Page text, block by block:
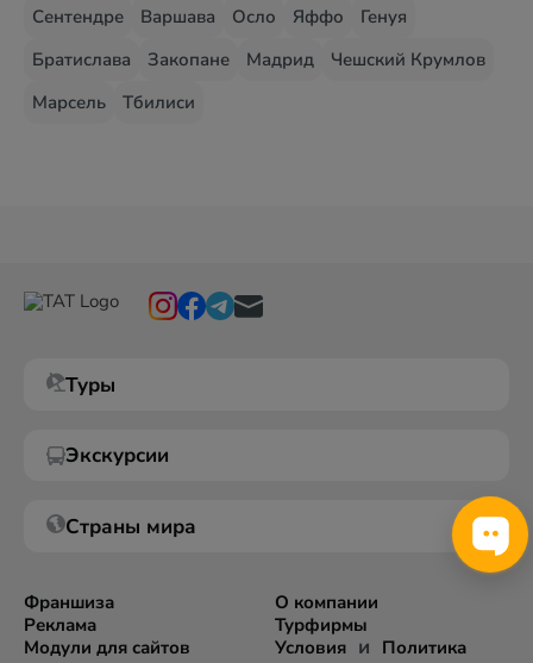
Сентендре
Варшава Осло Яффо
Генуя
Братислава
Закопане Мадрид
Чешский Крумлов
Марсель
Тбилиси
Туры
Экскурсии
Страны мира
Франшиза
Реклама
Модули для сайтов
О компании
Турфирмы
Условияи Политика